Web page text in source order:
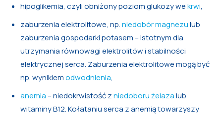
hipoglikemia, czyli obniżony poziom glukozy wekrwi,
zaburzenia elektrolitowe, np.niedobór magnezulub
zaburzenia gospodarki potasem – istotnym dla
utrzymania równowagi elektrolitów i stabilności
elektrycznej serca. Zaburzenia elektrolitowe mogą być
np. wynikiemodwodnienia,
anemia – niedokrwistość zniedoboru żelazalub
witaminy B12. Kołataniu serca z anemią towarzyszy